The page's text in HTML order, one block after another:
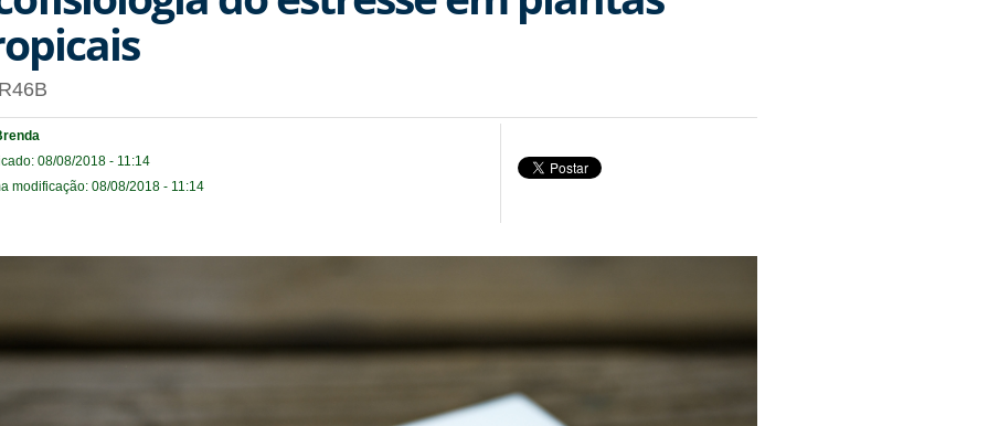
08/08/2018 - 11:14
modificação: 08/08/2018 - 11:14